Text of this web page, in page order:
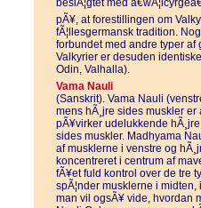
beslÃ¦gtet med
pÃ¥, at forestillingen om
fÃ¦llesgermansk tradition.
forbundet med andre typer af
Valkyrier er desuden
Odin, Valhalla).
Vama Nauli
(Sanskrit). Vama Nauli
mens hÃ¸jre sides muskler
pÃ¥virker udelukkende
sides muskler. Madhyama
af musklerne i venstre og
koncentreret i centrum af
fÃ¥et fuld kontrol over de tre
spÃ¦nder musklerne i
man vil ogsÃ¥ vide, hvordan